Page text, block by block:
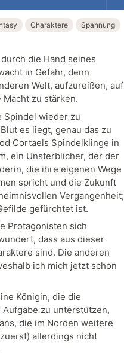
Charaktere
Spannung
die Hand seines
in Gefahr, denn
Welt, aufzureißen, auf
zu stärken.
Spindel wieder zu
es liegt, genau das zu
Cortaels Spindelklinge in
ein Unsterblicher, der der
die ihre eigenen Wege
spricht und die Zukunft
Vergangenheit;
gefürchtet ist.
Protagonisten sich
dass aus dieser
sind. Die anderen
ich mich jetzt schon
Königin, die die
zu unterstützen,
die im Norden weitere
allerdings nicht